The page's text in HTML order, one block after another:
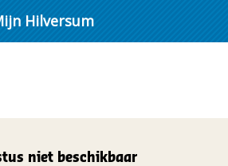
Hilversum
niet beschikbaar